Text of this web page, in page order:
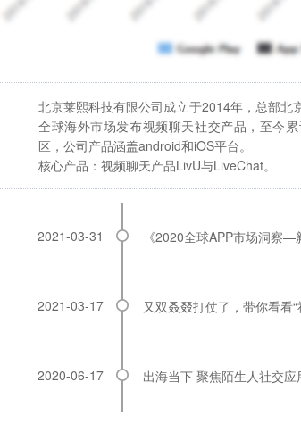
北京莱熙科技有限公司成立于2014年，总部北
全球海外市场发布视频聊天社交产品，至今
区，公司产品涵盖android和iOS平台。
核心产品：视频聊天产品LivU与LiveChat。
2021-03-31
《2020全球APP市场洞察
2021-03-17 又双叒叕打仗了，带你看看
2020-06-17 出海当下 聚焦陌生人社交